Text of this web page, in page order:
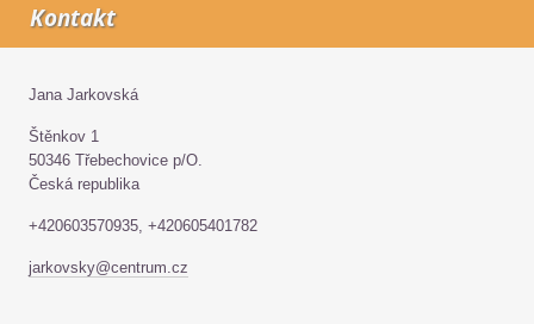
Kontakt
Jana Jarkovská
Štěnkov 1
50346 Třebechovice p/O.
Česká republika
+420603570935, +420605401782
jarkovsky@centrum.cz